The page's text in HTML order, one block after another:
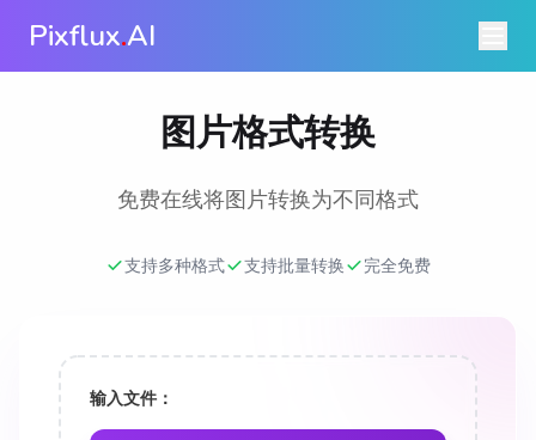
Pixflux.AI
图片格式转换
免费在线将图片转换为不同格式
支持多种格式 支持批量转换 完全免费
输入文件：